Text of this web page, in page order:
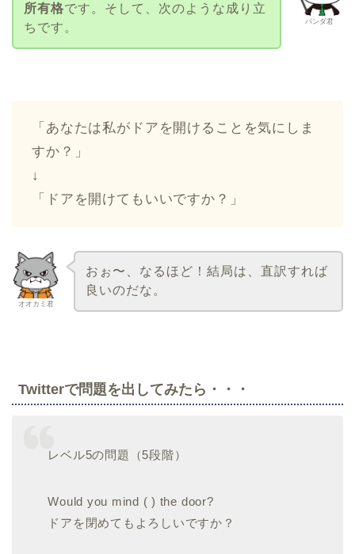
パンダ君
所有格です。そして、次のような成り立
ちです。
「あなたは私がドアを開けることを気にしま
すか？」
↓
「ドアを開けてもいいですか？」
オオカミ君
おぉ〜、なるほど！結局は、直訳すれば
良いのだな。
Twitterで問題を出してみたら・・・
レベル5の問題（5段階）
Would you mind ( ) the door?
ドアを閉めてもよろしいですか？